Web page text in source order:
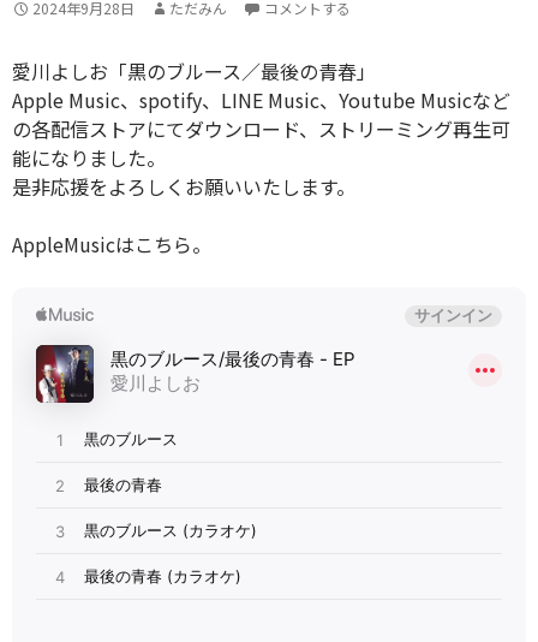
2024年9月28日 ただみん コメントする
愛川よしお「黒のブルース／最後の青春」
Apple Music、spotify、LINE Music、Youtube Musicなど
の各配信ストアにてダウンロード、ストリーミング再生可
能になりました。
是非応援をよろしくお願いいたします。
AppleMusicはこちら。